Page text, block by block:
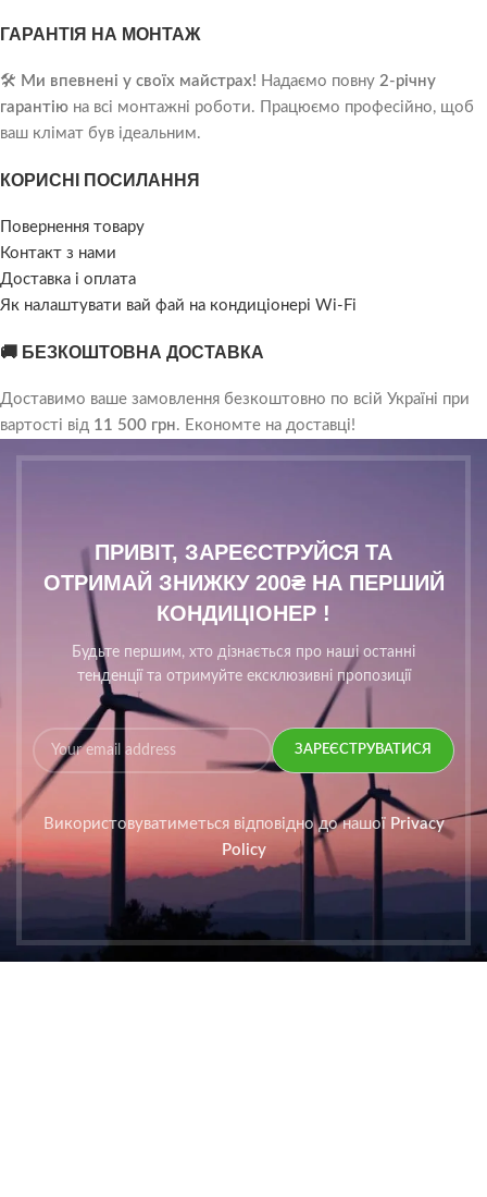
ГАРАНТІЯ НА МОНТАЖ
🛠️ Ми впевнені у своїх майстрах! Надаємо повну 2-річну
гарантію на всі монтажні роботи. Працюємо професійно, щоб
ваш клімат був ідеальним.
КОРИСНІ ПОСИЛАННЯ
Повернення товару
Контакт з нами
Доставка і оплата
Як налаштувати вай фай на кондиціонері Wi-Fi
🚚 БЕЗКОШТОВНА ДОСТАВКА
Доставимо ваше замовлення безкоштовно по всій Україні при
вартості від 11 500 грн. Економте на доставці!
ПРИВІТ, ЗАРЕЄСТРУЙСЯ ТА
ОТРИМАЙ ЗНИЖКУ 200₴ НА ПЕРШИЙ
КОНДИЦІОНЕР !
Будьте першим, хто дізнається про наші останні
тенденції та отримуйте ексклюзивні пропозиції
Використовуватиметься відповідно до нашої Privacy
Policy